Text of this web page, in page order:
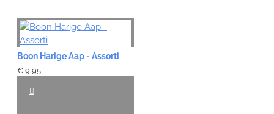
Boon Harige Aap - Assorti
€ 9,95